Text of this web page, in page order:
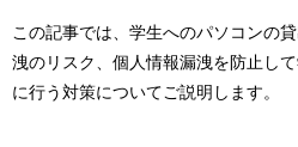
この記事では、学生へのパソコンの
洩のリスク、個人情報漏洩を防止し
に行う対策についてご説明します。